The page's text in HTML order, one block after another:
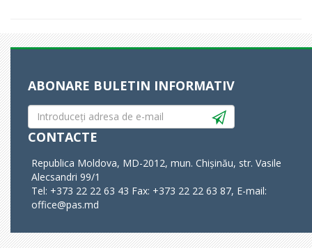
ABONARE BULETIN INFORMATIV
CONTACTE
Republica Moldova, MD-2012, mun. Chișinău, str. Vasile
Alecsandri 99/1
Tel: +373 22 22 63 43 Fax: +373 22 22 63 87, E-mail:
office@pas.md